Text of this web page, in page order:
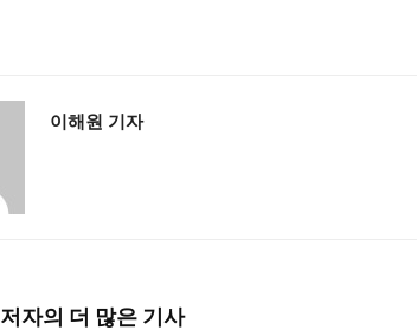
이해원 기자
저자의 더 많은 기사